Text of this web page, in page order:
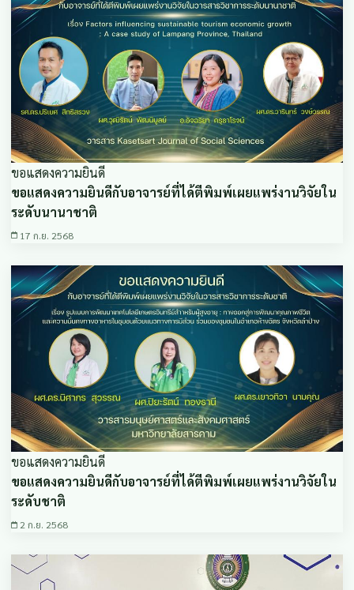
ขอแสดงความยินดี
ขอแสดงความยินดีกับอาจารย์ที่ได้ตีพิมพ์เผยแพร่งานวิจัยใน
ระดับนานาชาติ
17 ก.ย. 2568
ขอแสดงความยินดี
ขอแสดงความยินดีกับอาจารย์ที่ได้ตีพิมพ์เผยแพร่งานวิจัยใน
ระดับชาติ
2 ก.ย. 2568